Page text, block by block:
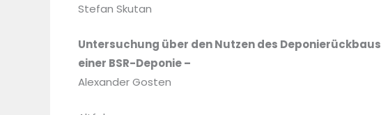
Stefan Skutan
Untersuchung über den Nutzen des Deponierückbaus
einer BSR-Deponie –
Alexander Gosten